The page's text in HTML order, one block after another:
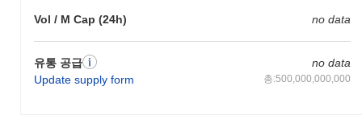
Vol / M Cap (24h) no data
유통 공급
Update supply form
no data
총:500,000,000,000